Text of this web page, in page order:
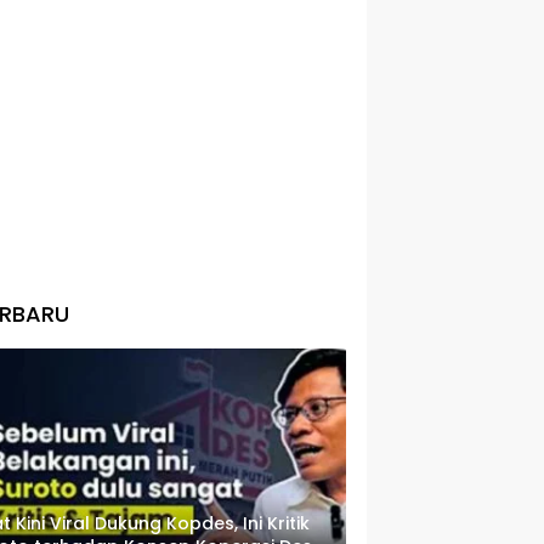
Kini Viral Dukung Kopdes, Ini Kritik